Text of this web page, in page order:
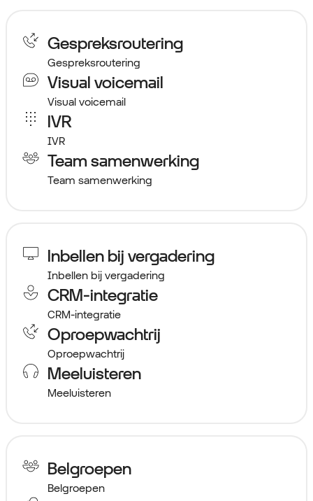
Gespreksroutering
Gespreksroutering
Visual voicemail
Visual voicemail
IVR
IVR
Team samenwerking
Team samenwerking
Inbellen bij vergadering
Inbellen bij vergadering
CRM-integratie
CRM-integratie
Oproepwachtrij
Oproepwachtrij
Meeluisteren
Meeluisteren
Belgroepen
Belgroepen